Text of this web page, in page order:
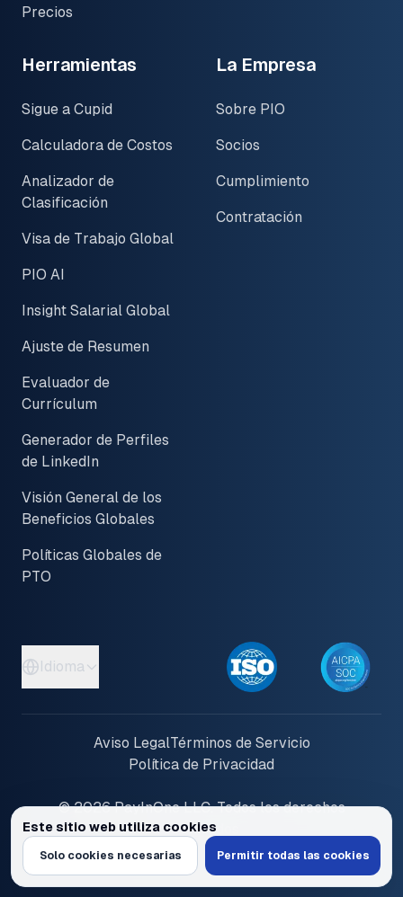
Este sitio web utiliza cookies
Utilizamos cookies para personalizar contenido y anuncios,
Solo cookies necesarias Permitir todas las cookies
Precios
Herramientas
Sigue a Cupid
Calculadora de Costos
Analizador de
Clasificación
Visa de Trabajo Global
PIO AI
Insight Salarial Global
Ajuste de Resumen
Evaluador de
Currículum
Generador de Perfiles
de LinkedIn
Visión General de los
Beneficios Globales
Políticas Globales de
PTO
La Empresa
Sobre PIO
Socios
Cumplimiento
Contratación
Idioma
Aviso LegalTérminos de Servicio
Política de Privacidad
© 2026 PayInOne LLC. Todos los derechos
reservados